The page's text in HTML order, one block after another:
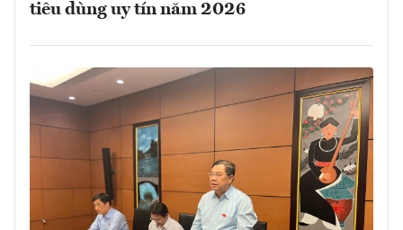
tiêu dùng uy tín năm 2026